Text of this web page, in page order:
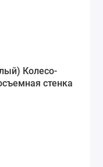
Колесо-
стенка